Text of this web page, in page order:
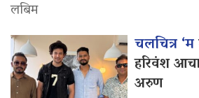
लबिम
चलचित्र ‘म
हरिवंश
अरुण